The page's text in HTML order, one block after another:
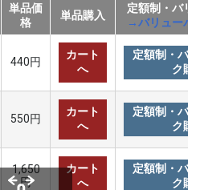
単品価
格
単品購入
定額制・バリ
→バリューパ
440円
カート
へ
定額制・バリ
ク購
550円
カート
へ
定額制・バリ
ク購
1,650
円
カート
へ
定額制・バリ
ク購